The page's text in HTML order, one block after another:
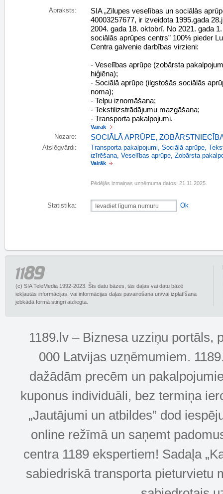
Apraksts:
SIA „Zilupes veselības un sociālās
40003257677, ir izveidota 1995.gada
2004. gada 18. oktobrī. No 2021. gada
sociālās aprūpes centrs” 100% pieder
Centra galvenie darbības virzieni:
- Veselības aprūpe (zobārsta
hiģiēna);
- Sociālā aprūpe (ilgstošās sociālās
noma);
- Telpu iznomāšana;
- Tekstilizstrādājumu mazgāšana;
- Transporta pakalpojumi.
Vairāk
Nozare: SOCIĀLĀ APRŪPE,
Atslēgvārdi: Transporta pakalpojumi, Sociālā aprūpe,
izīrēšana, Veselības aprūpe, Zobārsta
Vairāk
Pēdējās izmaiņas uzņēmuma datos: 21.11.2025.
Statistika: Ok
(c) SIA TeleMedia 1992-2023. Šīs datu bāzes, tās daļas vai datu bāzē
iekļautās informācijas, vai informācijas daļas pavairošana un/vai izplatīšana
jebkādā formā stingri aizliegta.
1189.lv – Biznesa uzziņu portāls,
000 Latvijas uzņēmumiem.
dažādām precēm un
kuponus individuāli, bez termiņa
„Jautājumi un atbildes” dod
online režīmā un saņemt
centra 1189 ekspertiem! Sadaļa
sabiedriskā transporta pieturvietu